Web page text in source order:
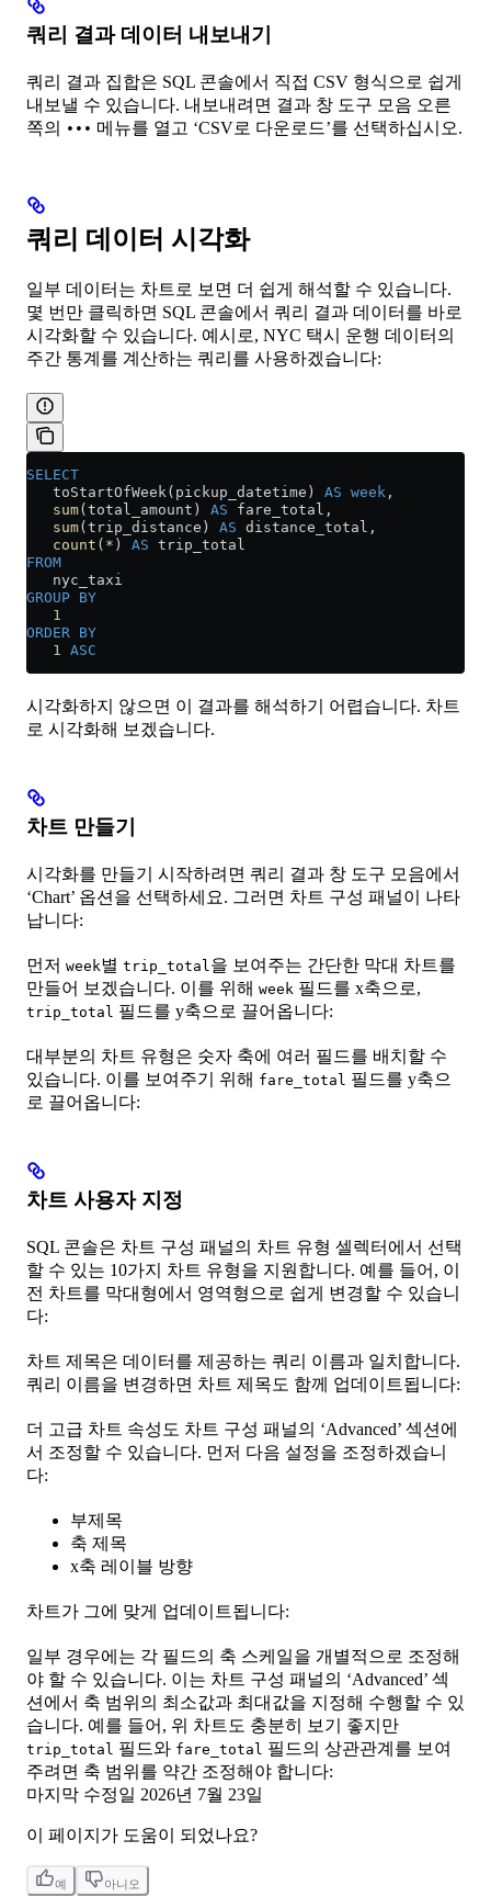
쿼리 결과 데이터 내보내기
쿼리 결과 집합은 SQL 콘솔에서 직접 CSV 형식으로 쉽게
내보낼 수 있습니다. 내보내려면 결과 창 도구 모음 오른
쪽의
••• 메뉴를 열고 ‘CSV로 다운로드’를 선택하십시오.
쿼리 데이터 시각화
일부 데이터는 차트로 보면 더 쉽게 해석할 수 있습니다.
몇 번만 클릭하면 SQL 콘솔에서 쿼리 결과 데이터를 바로
시각화할 수 있습니다. 예시로, NYC 택시 운행 데이터의
주간 통계를 계산하는 쿼리를 사용하겠습니다:
SELECT
   toStartOfWeek(pickup_datetime)
AS week ,
   sum
(total_amount) AS fare_total,
   sum
(trip_distance) AS distance_total,
   count
( * ) AS trip_total
FROM
   nyc_taxi
GROUP BY
   1
ORDER BY
   1
ASC
시각화하지 않으면 이 결과를 해석하기 어렵습니다. 차트
로 시각화해 보겠습니다.
차트 만들기
시각화를 만들기 시작하려면 쿼리 결과 창 도구 모음에서
‘Chart’ 옵션을 선택하세요. 그러면 차트 구성 패널이 나타
납니다:
먼저 week별 trip_total을 보여주는 간단한 막대 차트를
만들어 보겠습니다. 이를 위해 week 필드를 x축으로,
trip_total 필드를 y축으로 끌어옵니다:
대부분의 차트 유형은 숫자 축에 여러 필드를 배치할 수
있습니다. 이를 보여주기 위해 fare_total 필드를 y축으
로 끌어옵니다:
차트 사용자 지정
SQL 콘솔은 차트 구성 패널의 차트 유형 셀렉터에서 선택
할 수 있는 10가지 차트 유형을 지원합니다. 예를 들어, 이
전 차트를 막대형에서 영역형으로 쉽게 변경할 수 있습니
다:
차트 제목은 데이터를 제공하는 쿼리 이름과 일치합니다.
쿼리 이름을 변경하면 차트 제목도 함께 업데이트됩니다:
더 고급 차트 속성도 차트 구성 패널의 ‘Advanced’ 섹션에
서 조정할 수 있습니다. 먼저 다음 설정을 조정하겠습니
다:
부제목
축 제목
x축 레이블 방향
차트가 그에 맞게 업데이트됩니다:
일부 경우에는 각 필드의 축 스케일을 개별적으로 조정해
야 할 수 있습니다. 이는 차트 구성 패널의 ‘Advanced’ 섹
션에서 축 범위의 최소값과 최대값을 지정해 수행할 수 있
습니다. 예를 들어, 위 차트도 충분히 보기 좋지만
trip_total 필드와 fare_total 필드의 상관관계를 보여
주려면 축 범위를 약간 조정해야 합니다:
마지막 수정일 2026년 7월 23일
이 페이지가 도움이 되었나요?
예 아니오